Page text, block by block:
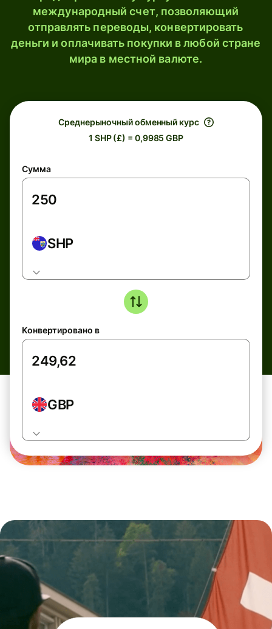
международный счет, позволяющий
отправлять переводы, конвертировать
деньги и оплачивать покупки в любой стране
мира в местной валюте.
Среднерыночный обменный курс
1 SHP (£) = 0,9985 GBP
Сумма
SHP
Конвертировано в
GBP